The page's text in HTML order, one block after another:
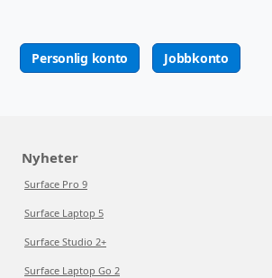
Personlig konto Jobbkonto
Nyheter
Surface Pro 9
Surface Laptop 5
Surface Studio 2+
Surface Laptop Go 2